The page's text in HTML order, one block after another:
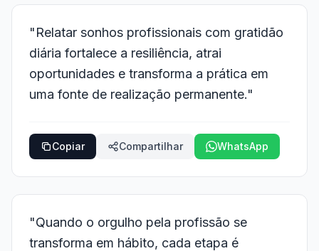
"Relatar sonhos profissionais com gratidão
diária fortalece a resiliência, atrai
oportunidades e transforma a prática em
uma fonte de realização permanente."
Copiar Compartilhar WhatsApp
"Quando o orgulho pela profissão se
transforma em hábito, cada etapa é